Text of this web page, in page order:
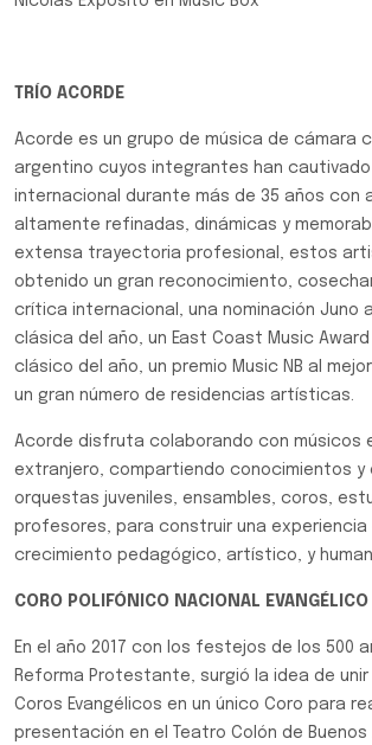
TRÍO ACORDE
Acorde es un grupo de música de cámara
argentino cuyos integrantes han
internacional durante más de 35 años con
altamente refinadas, dinámicas y
extensa trayectoria profesional, estos
obtenido un gran reconocimiento,
crítica internacional, una nominación Juno
clásica del año, un East Coast Music
clásico del año, un premio Music NB al
un gran número de residencias artísticas.
Acorde disfruta colaborando con músicos
extranjero, compartiendo conocimientos y
orquestas juveniles, ensambles, coros,
profesores, para construir una
crecimiento pedagógico, artístico, y
CORO POLIFÓNICO NACIONAL EVANGÉLICO
En el año 2017 con los festejos de los 500
Reforma Protestante, surgió la idea de
Coros Evangélicos en un único Coro para
presentación en el Teatro Colón de Buenos